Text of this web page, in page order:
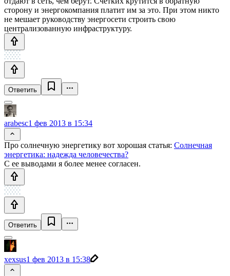
сторону и энергокомпания платит им за это. При этом никто
не мешает руководству энергосети строить свою
централизованную инфраструктуру.
Ответить
arabesc1 фев 2013 в 15:34
Про солнечную энергетику вот хорошая статья: Солнечная
энергетика: надежда человечества?
С ее выводами я более менее согласен.
Ответить
xexsus1 фев 2013 в 15:38